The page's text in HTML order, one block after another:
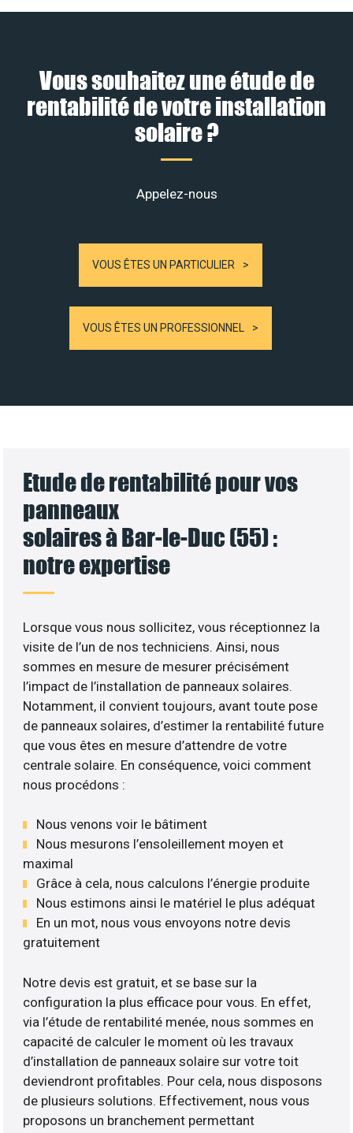
Vous souhaitez une étude de
rentabilité de votre installation
solaire ?
Appelez-nous
VOUS ÊTES UN PARTICULIER
VOUS ÊTES UN PROFESSIONNEL
Etude de rentabilité pour vos
panneaux
solaires à Bar-le-Duc (55) :
notre expertise
Lorsque vous nous sollicitez, vous réceptionnez la
visite de l’un de nos techniciens. Ainsi, nous
sommes en mesure de mesurer précisément
l’impact de l’installation de panneaux solaires.
Notamment, il convient toujours, avant toute pose
de panneaux solaires, d’estimer la rentabilité future
que vous êtes en mesure d’attendre de votre
centrale solaire. En conséquence, voici comment
nous procédons :
Nous venons voir le bâtiment
Nous mesurons l’ensoleillement moyen et
maximal
Grâce à cela, nous calculons l’énergie produite
Nous estimons ainsi le matériel le plus adéquat
En un mot, nous vous envoyons notre devis
gratuitement
Notre devis est gratuit, et se base sur la
configuration la plus efficace pour vous. En effet,
via l’étude de rentabilité menée, nous sommes en
capacité de calculer le moment où les travaux
d’installation de panneaux solaire sur votre toit
deviendront profitables. Pour cela, nous disposons
de plusieurs solutions. Effectivement, nous vous
proposons un branchement permettant